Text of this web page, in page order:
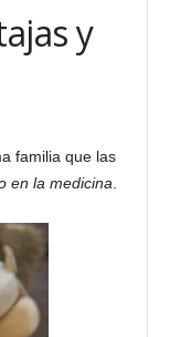
y
familia que las
en la medicina